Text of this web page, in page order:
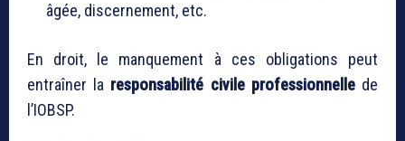
âgée, discernement, etc.
En droit, le manquement à ces obligations peut
entraîner la responsabilité civile professionnellede
l’IOBSP.